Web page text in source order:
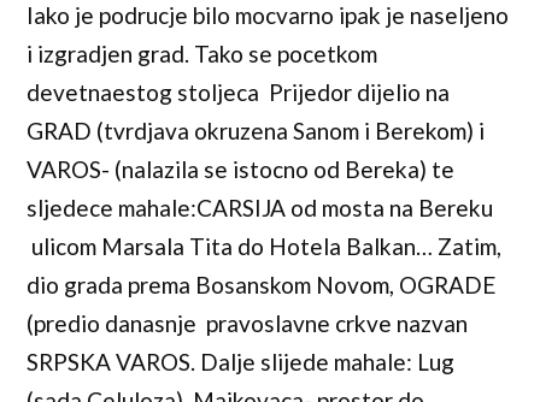
Iako je podrucje bilo mocvarno ipak je naseljeno
i izgradjen grad. Tako se pocetkom
devetnaestog stoljeca Prijedor dijelio na
GRAD (tvrdjava okruzena Sanom i Berekom) i
VAROS- (nalazila se istocno od Bereka) te
sljedece mahale:CARSIJA od mosta na Bereku
ulicom Marsala Tita do Hotela Balkan… Zatim,
dio grada prema Bosanskom Novom, OGRADE
(predio danasnje pravoslavne crkve nazvan
SRPSKA VAROS. Dalje slijede mahale: Lug